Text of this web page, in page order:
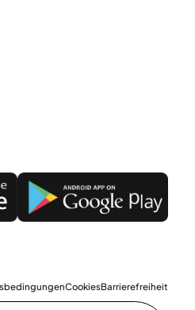
CookiesBarrierefreiheit